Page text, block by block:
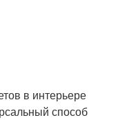
в интерьере
способ